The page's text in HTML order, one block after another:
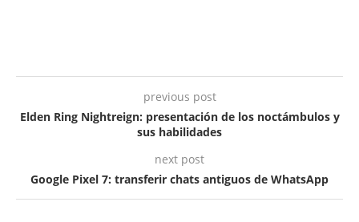
previous post
Elden Ring Nightreign: presentación de los noctámbulos y
sus habilidades
next post
Google Pixel 7: transferir chats antiguos de WhatsApp